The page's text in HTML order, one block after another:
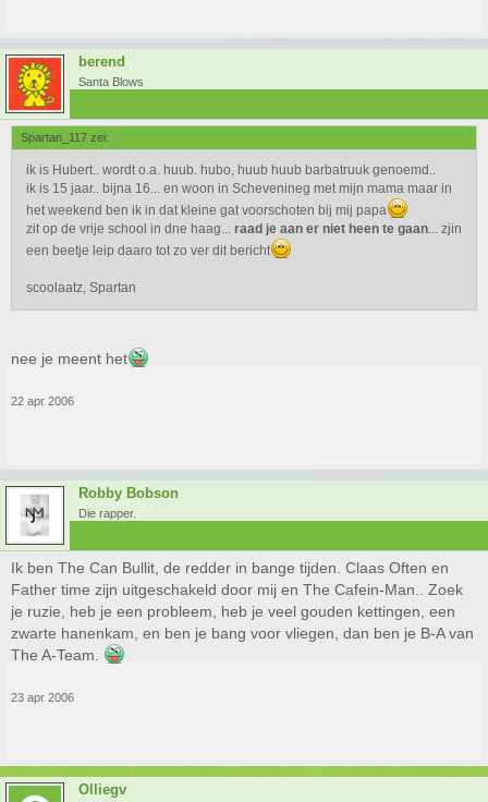
berend
Santa Blows
Spartan_117 zei:
ik is Hubert.. wordt o.a. huub. hubo, huub huub barbatruuk genoemd..
ik is 15 jaar.. bijna 16... en woon in Schevenineg met mijn mama maar in
het weekend ben ik in dat kleine gat voorschoten bij mij papa
zit op de vrije school in dne haag... raad je aan er niet heen te gaan... zjin
een beetje leip daaro tot zo ver dit bericht
scoolaatz, Spartan
nee je meent het
22 apr 2006
Robby Bobson
Die rapper.
Ik ben The Can Bullit, de redder in bange tijden. Claas Often en
Father time zijn uitgeschakeld door mij en The Cafein-Man.. Zoek
je ruzie, heb je een probleem, heb je veel gouden kettingen, een
zwarte hanenkam, en ben je bang voor vliegen, dan ben je B-A van
The A-Team.
23 apr 2006
Olliegv